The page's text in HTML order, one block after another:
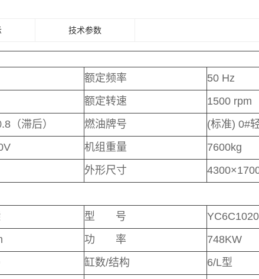
技术参数
额定频率
50 Hz
额定转速
1500 rpm
（滞后） 燃油牌号
(标准) 0#
机组重量
7600kg
外形尺寸
型 号
功 率
748KW
缸数/结构
6/L型